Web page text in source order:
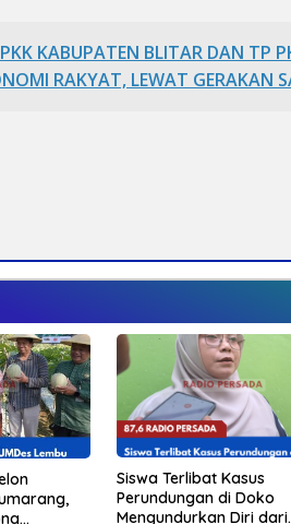
KABUPATEN BLITAR DAN TP
RAKYAT, LEWAT GERAKAN
Siswa Terlibat Kasus
Perundungan di Doko
Mengundurkan Diri dari